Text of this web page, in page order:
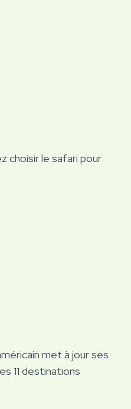
choisir le safari pour
met à jour ses
11 destinations